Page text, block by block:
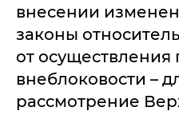
внесении
законы
от осуществления
внеблоковости –
рассмотрение